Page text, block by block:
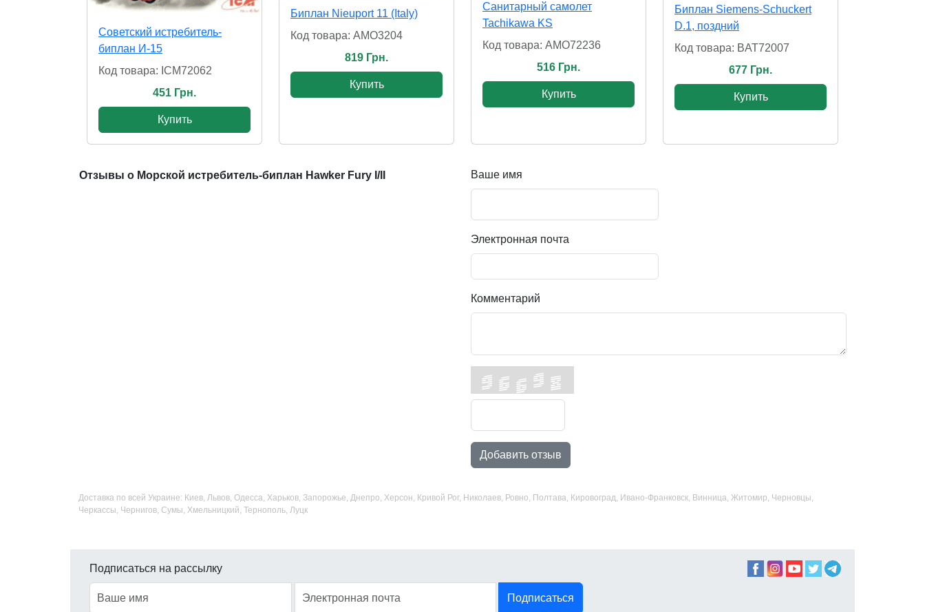
Cоветский истребитель-
биплан И-15
Код товара: ICM72062
451 Грн.
Купить
Биплан Nieuport 11 (Italy)
Код товара: AMO3204
819 Грн.
Купить
Санитарный самолет
Tachikawa KS
Код товара: AMO72236
516 Грн.
Купить
Биплан Siemens-Schuckert
D.1, поздний
Код товара: BAT72007
677 Грн.
Купить
Отзывы о Морской истребитель-биплан Hawker Fury I/II Ваше имя
Электронная почта
Комментарий
Добавить отзыв
Доставка по всей Украине: Киев, Львов, Одесса, Харьков, Запорожье, Днепро, Херсон, Кривой Рог, Николаев, Ровно, Полтава, Кировоград, Ивано-Франковск, Винница, Житомир, Черновцы,
Черкассы, Чернигов, Сумы, Хмельницкий, Тернополь, Луцк
Подписаться на рассылку
Подписаться